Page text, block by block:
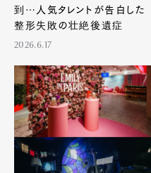
到…人気タレントが告白した
整形失敗の壮絶後遺症
2026.6.17